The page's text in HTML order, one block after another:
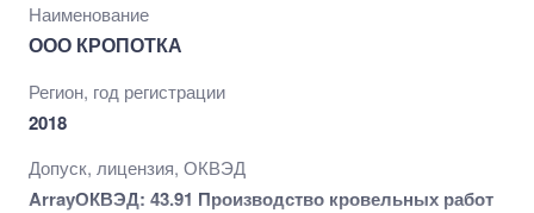
Наименование
ООО КРОПОТКА
Регион, год регистрации
2018
Допуск, лицензия, ОКВЭД
ArrayОКВЭД: 43.91 Производство кровельных работ